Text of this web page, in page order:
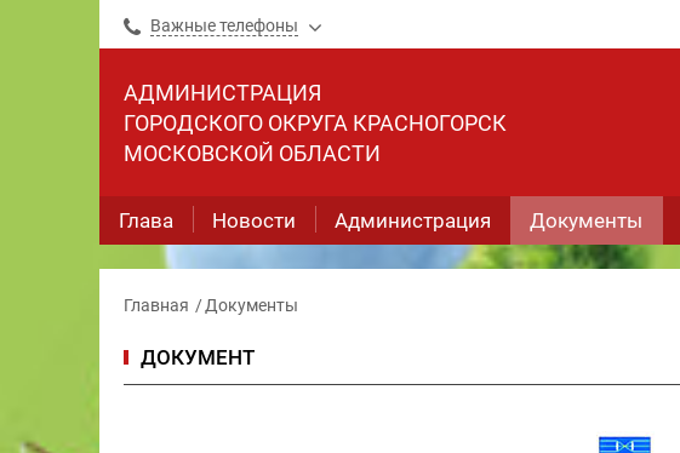
Важные телефоны
АДМИНИСТРАЦИЯ
ГОРОДСКОГО ОКРУГА КРАСНОГОРСК
МОСКОВСКОЙ ОБЛАСТИ
Глава Новости Администрация Документы
Главная Документы
ДОКУМЕНТ